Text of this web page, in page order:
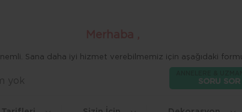
SORU SOR
Sana daha iyi hizmet verebilmemiz için aşağıdaki
yok